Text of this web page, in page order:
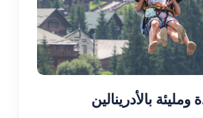
بالأدرينالين